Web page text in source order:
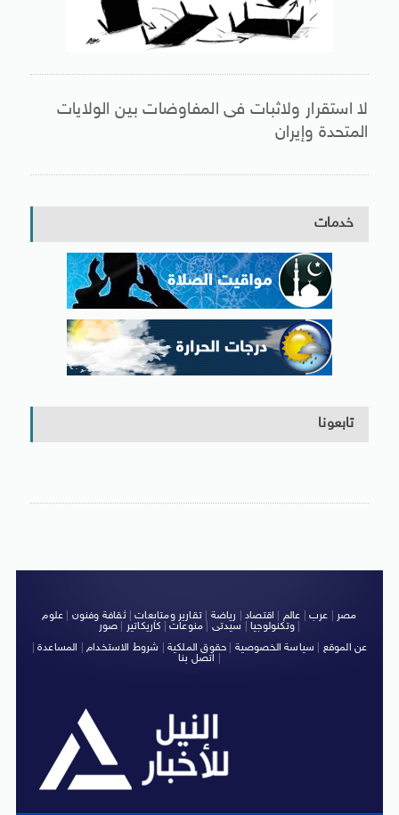
لا استقرار ولاثبات فى المفاوضات بين الولايات
المتحدة وإيران
خدمات
تابعونا
مصر عرب عالم اقتصاد رياضة |تقارير ومتابعات|ثقافة وفنون
علوم
وتكنولوجيا| سيدتى منوعات كاريكاتير صور
|
عن الموقع
سياسة الخصوصية حقوق الملكية شروط الاستخدام| المساعدة|
اتصل بنا